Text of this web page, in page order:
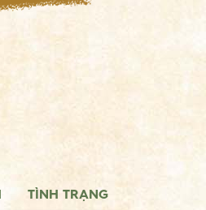
TÌNH TRẠNG